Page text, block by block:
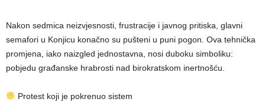
Nakon sedmica neizvjesnosti, frustracije i javnog pritiska, glavni
semafori u Konjicu konačno su pušteni u puni pogon. Ova tehnička
promjena, iako naizgled jednostavna, nosi duboku simboliku:
pobjedu građanske hrabrosti nad birokratskom inertnošću.
Protest koji je pokrenuo sistem